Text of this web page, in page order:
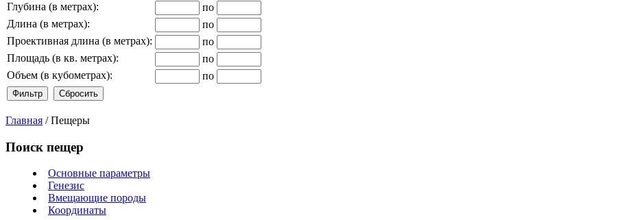
Глубина (в метрах):
по
Длина (в метрах):
по
Проективная длина (в метрах):
по
Площадь (в кв. метрах):
по
Объем (в кубометрах):
по
Главная / Пещеры
Поиск пещер
Основные параметры
Генезис
Вмещающие породы
Координаты